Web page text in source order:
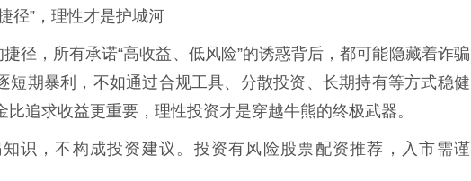
径”，理性才是护城河
捷径，所有承诺“高收益、低风险”的诱惑背后，都可能隐藏着诈骗
短期暴利，不如通过合规工具、分散投资、长期持有等方式稳健
追求收益更重要，理性投资才是穿越牛熊的终极武器。
知识，不构成投资建议。投资有风险股票配资推荐，入市需谨